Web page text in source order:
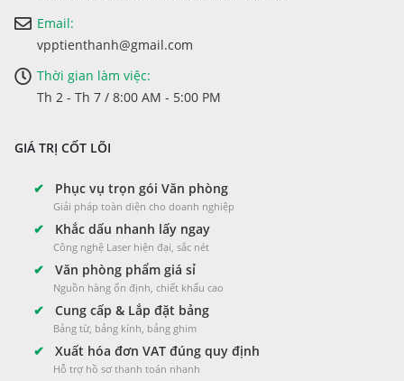
Email:
vpptienthanh@gmail.com
Thời gian làm việc:
Th 2 - Th 7 / 8:00 AM - 5:00 PM
GIÁ TRỊ CỐT LÕI
✔ Phục vụ trọn gói Văn phòng
Giải pháp toàn diện cho doanh nghiệp
✔ Khắc dấu nhanh lấy ngay
Công nghệ Laser hiện đại, sắc nét
✔ Văn phòng phẩm giá sỉ
Nguồn hàng ổn định, chiết khấu cao
✔ Cung cấp & Lắp đặt bảng
Bảng từ, bảng kính, bảng ghim
✔ Xuất hóa đơn VAT đúng quy định
Hỗ trợ hồ sơ thanh toán nhanh